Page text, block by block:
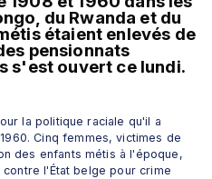
du Rwanda et du
étaient enlevés de
pensionnats
s'est ouvert ce lundi.
la politique raciale qu'il a
Cinq femmes, victimes de
des enfants métis à l'époque,
l'État belge pour crime